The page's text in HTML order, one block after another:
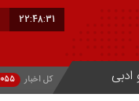
22:48:31
کل اخبار